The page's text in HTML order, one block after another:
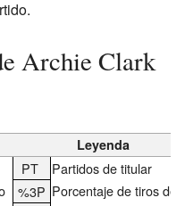
Archie Clark
Leyenda
PT
Partidos de titular
%3P Porcentaje de tiros de